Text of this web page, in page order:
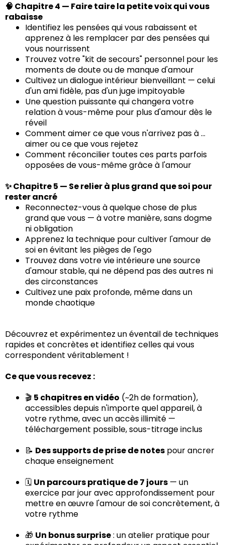
🧠 Chapitre 4 — Faire taire la petite voix qui vous
rabaisse
Identifiez les pensées qui vous rabaissent et
apprenez à les remplacer par des pensées qui
vous nourrissent
Trouvez votre "kit de secours" personnel pour les
moments de doute ou de manque d'amour
Cultivez un dialogue intérieur bienveillant — celui
d'un ami fidèle, pas d'un juge impitoyable
Une question puissante qui changera votre
relation à vous-même pour plus d'amour dès le
réveil
Comment aimer ce que vous n'arrivez pas à ...
aimer ou ce que vous rejetez
Comment réconcilier toutes ces parts parfois
opposées de vous-même grâce à l'amour
✨ Chapitre 5 — Se relier à plus grand que soi pour
rester ancré
Reconnectez-vous à quelque chose de plus
grand que vous — à votre manière, sans dogme
ni obligation
Apprenez la technique pour cultiver l'amour de
soi en évitant les pièges de l'ego
Trouvez dans votre vie intérieure une source
d'amour stable, qui ne dépend pas des autres ni
des circonstances
Cultivez une paix profonde, même dans un
monde chaotique
Découvrez et expérimentez un éventail de techniques
rapides et concrètes et identifiez celles qui vous
correspondent véritablement !
Ce que vous recevez :
🎬 5 chapitres en vidéo (~2h de formation),
accessibles depuis n'importe quel appareil, à
votre rythme, avec un accès illimité —
téléchargement possible, sous-titrage inclus
📝 Des supports de prise de notes pour ancrer
chaque enseignement
🗓️ Un parcours pratique de 7 jours — un
exercice par jour avec approfondissement pour
mettre en œuvre l'amour de soi concrètement, à
votre rythme
🎁 Un bonus surprise: un atelier pratique pour